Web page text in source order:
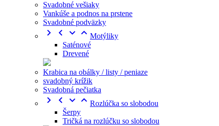
Svadobné vešiaky
Vankúše a podnos na prstene
Svadobné podväzky
    Motýliky
Saténové
Drevené
Krabica na obálky / listy / peniaze
svadobný krížik
Svadobná pečiatka
    Rozlúčka so slobodou
Šerpy
Tričká na rozlúčku so slobodou